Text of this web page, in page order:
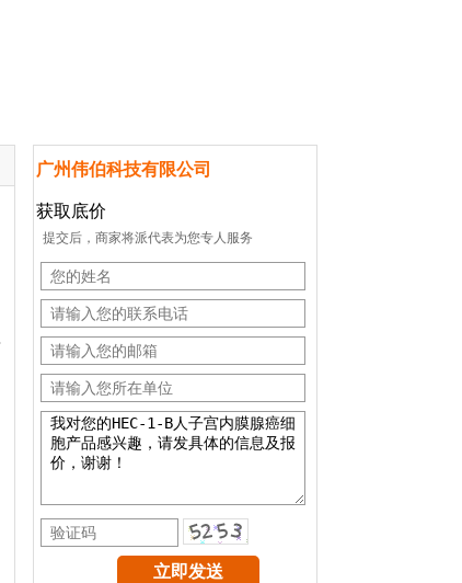
广州伟伯科技有限公司
获取底价
提交后，商家将派代表为您专人服务